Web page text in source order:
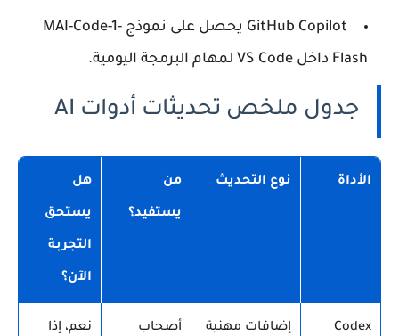
GitHub Copilot
يحصل على نموذج MAI-Code-1-
Flash داخل VS Code لمهام البرمجة اليومية.
جدول ملخص تحديثات أدوات AI
الأداة نوع التحديث من
يستفيد؟
هل
يستحق
التجربة
الآن؟
Codex إضافات مهنية أصحاب نعم، إذا